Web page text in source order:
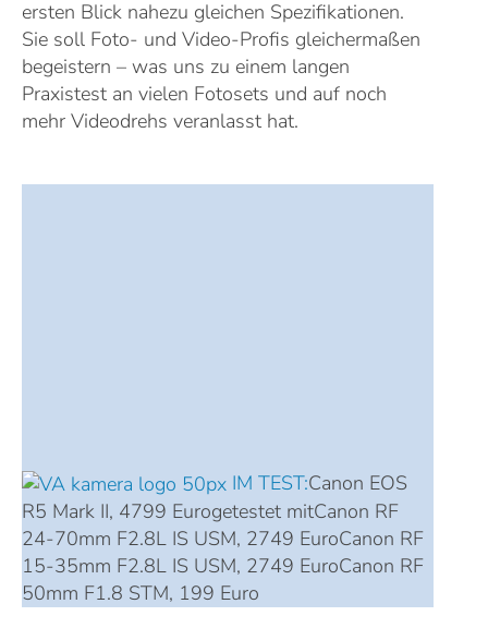
ersten Blick nahezu gleichen Spezifikationen.
Sie soll Foto- und Video-Profis gleichermaßen
begeistern – was uns zu einem langen
Praxistest an vielen Fotosets und auf noch
mehr Videodrehs veranlasst hat.
IM TEST:Canon EOS
R5 Mark II, 4799 Eurogetestet mitCanon RF
24-70mm F2.8L IS USM, 2749 EuroCanon RF
15-35mm F2.8L IS USM, 2749 EuroCanon RF
50mm F1.8 STM, 199 Euro